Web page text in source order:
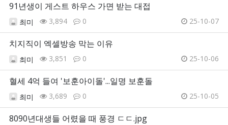
91년생이 게스트 하우스 가면 받는 대접
최미 3,894 0 25-10-07
치지직이 엑셀방송 막는 이유
최미 3,851 0 25-10-06
혈세 4억 들여 '보훈아이돌'...일명 보훈돌
최미 3,689 0 25-10-05
8090년대생들 어렸을 때 풍경 ㄷㄷ.jpg